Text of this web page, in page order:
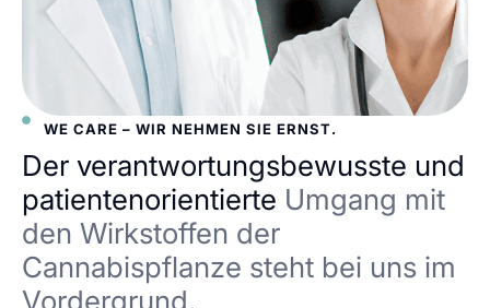
WE CARE – WIR NEHMEN SIE ERNST.
Der verantwortungsbewusste und
patientenorientierte Umgang mit
den Wirkstoffen der
Cannabispflanze steht bei uns im
Vordergrund.